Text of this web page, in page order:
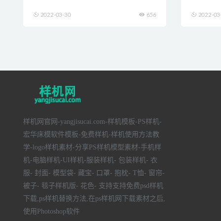
2022-03-30 656 2022-
样机网官网-yangjisucai.com-样机模板-PS样机-
宏华床模软件模板-免费样机-样机使用方法教
学-logo样机素材-分享PS样机模型素材-手机样
机-电脑样机-UI样机-服装样机- 包装样机- 衣
服- 封面- 模型袋- 藏宝- 口罩- 抱枕- T恤- 窗帘-
被子- 毯子样机版- 花色- 支持支持免费psd样机
下载,ps样机替换方法,在ps样机网下载素材之后,
使用Photoshop软件